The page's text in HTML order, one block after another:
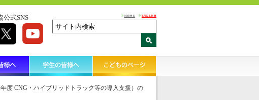
公式SNS HOME ENGLISH
度 CNG・ハイブリッドトラック等の導入支援）の